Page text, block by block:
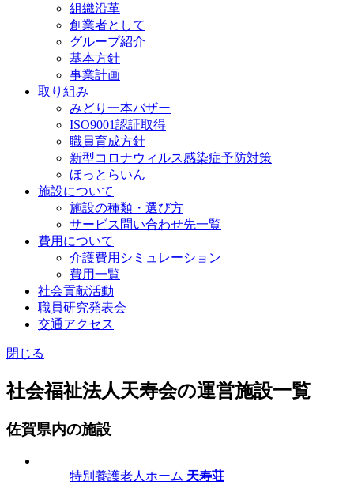
組織沿革
創業者として
グループ紹介
基本方針
事業計画
取り組み
みどり一本バザー
ISO9001認証取得
職員育成方針
新型コロナウィルス感染症予防対策
ほっとらいん
施設について
施設の種類・選び方
サービス問い合わせ先一覧
費用について
介護費用シミュレーション
費用一覧
社会貢献活動
職員研究発表会
交通アクセス
閉じる
社会福祉法人天寿会の運営施設一覧
佐賀県内の施設
特別養護老人ホーム 天寿荘